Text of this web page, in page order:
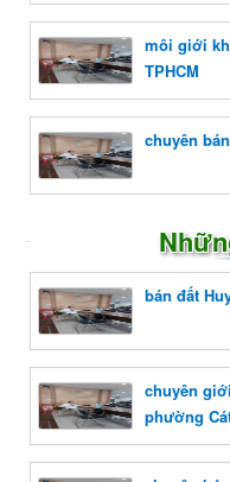
môi giới
TPHCM
chuyên
bán đất
chuyên
phường